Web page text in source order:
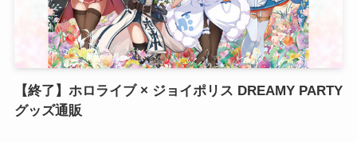
【終了】ホロライブ × ジョイポリス DREAMY PARTY
グッズ通販